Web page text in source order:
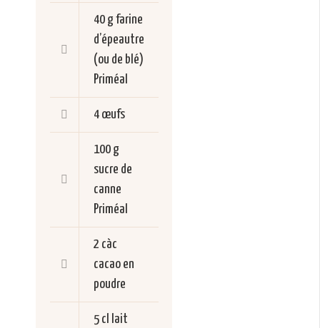
40 gfarine
d’épeautre
(ou de blé)
Priméal
4 œufs
100 g
sucre de
canne
Priméal
2 càc
cacao en
poudre
5 cl
lait